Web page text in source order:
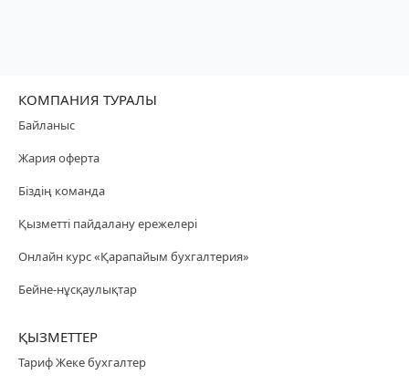
КОМПАНИЯ ТУРАЛЫ
Байланыс
Жария оферта
Біздің команда
Қызметті пайдалану ережелері
Онлайн курс «Қарапайым бухгалтерия»
Бейне-нұсқаулықтар
ҚЫЗМЕТТЕР
Тариф Жеке бухгалтер